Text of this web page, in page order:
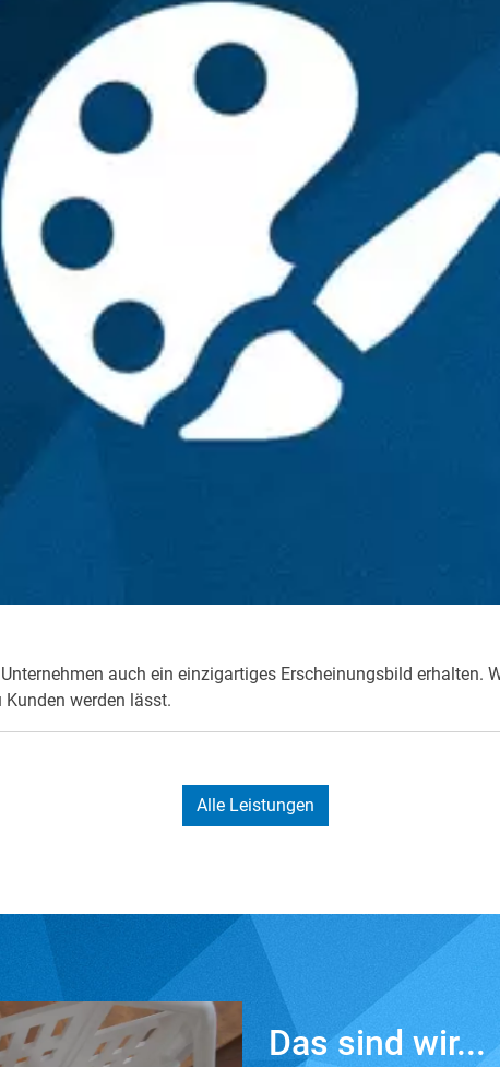
auch ein einzigartiges Erscheinungsbild erhalten.
Kunden werden lässt.
Alle Leistungen
Das sind wir...